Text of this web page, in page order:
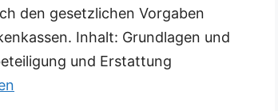
den gesetzlichen Vorgaben
Inhalt: Grundlagen und
und Erstattung